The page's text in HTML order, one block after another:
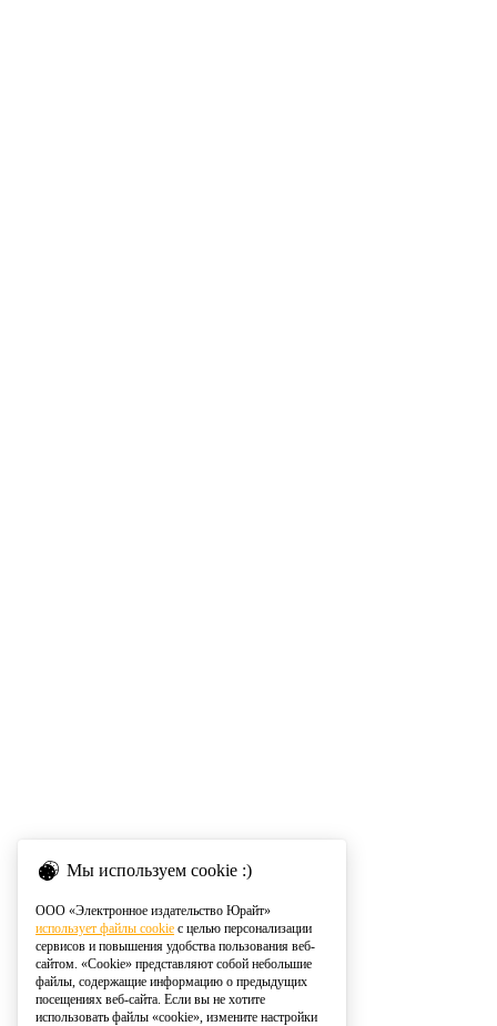
Мы используем cookie :)
ООО «Электронное издательство Юрайт»
использует файлы cookie с целью персонализации
сервисов и повышения удобства пользования веб-
сайтом. «Cookie» представляют собой небольшие
файлы, содержащие информацию о предыдущих
посещениях веб-сайта. Если вы не хотите
использовать файлы «cookie», измените настройки